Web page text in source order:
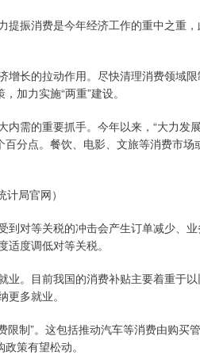
提振消费是今年经济工作的重中之重
长的拉动作用。尽快清理消费领域限
加力实施“两重”建设。
需的重要抓手。今年以来，“大力发
分点。餐饮、电影、文旅等消费市场
局官网）
对等关税的冲击会产生订单减少、
度调低对等关税。
业。目前我国的消费补贴主要着重于
多就业。
制”。这包括推动汽车等消费由购买
策有望松动。